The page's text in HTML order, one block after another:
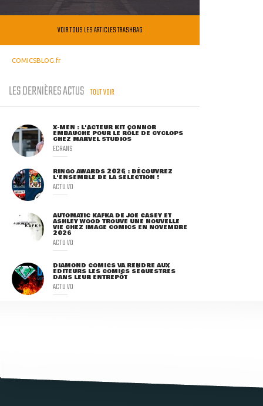
VOIR TOUS LES ARTICLES TRASHBAG
COMICSBLOG.fr
LES DERNIÈRES ACTUS TOUT VOIR
X-MEN : L'ACTEUR KIT CONNOR
EMBAUCHÉ POUR LE RÔLE DE CYCLOPS
CHEZ MARVEL STUDIOS
ECRANS
RINGO AWARDS 2026 : DÉCOUVREZ
L'ENSEMBLE DE LA SÉLECTION !
ACTU VO
AUTOMATIC KAFKA DE JOE CASEY ET
ASHLEY WOOD TROUVE UNE NOUVELLE
VIE CHEZ IMAGE COMICS EN NOVEMBRE
2026
ACTU VO
DIAMOND COMICS VA RENDRE AUX
ÉDITEURS LES COMICS SÉQUESTRÉS
DANS LEUR ENTREPÔT
ACTU VO